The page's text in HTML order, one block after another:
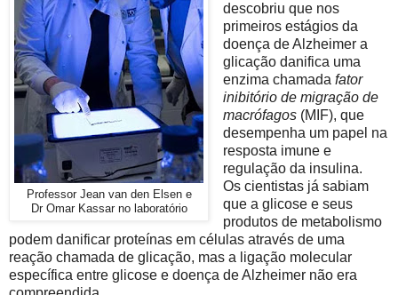
Professor Jean van den Elsen e
Dr Omar Kassar no laboratório
descobriu que nos
primeiros estágios da
doença de Alzheimer a
glicação danifica uma
enzima chamada fator
inibitório de migração de
macrófagos(MIF), que
desempenha um papel na
resposta imune e
regulação da insulina.
Os cientistas já sabiam
que a glicose e seus
produtos de metabolismo
podem danificar proteínas em células através de uma
reação chamada de glicação, mas a ligação molecular
específica entre glicose e doença de Alzheimer não era